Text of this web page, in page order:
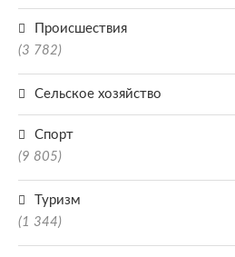
Происшествия
(3 782)
Сельское хозяйство
Спорт
(9 805)
Туризм
(1 344)